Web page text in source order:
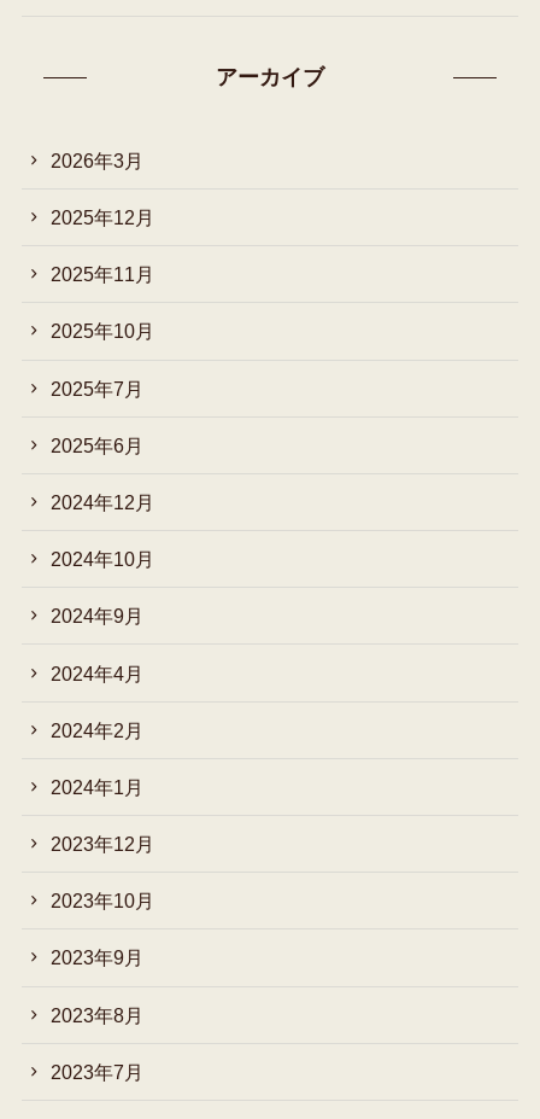
アーカイブ
2026年3月
2025年12月
2025年11月
2025年10月
2025年7月
2025年6月
2024年12月
2024年10月
2024年9月
2024年4月
2024年2月
2024年1月
2023年12月
2023年10月
2023年9月
2023年8月
2023年7月